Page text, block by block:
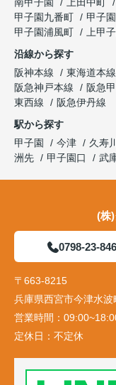
甲子園九番町
甲子
甲子園浦風町
上甲
沿線から探す
阪神本線
東海道本線
阪急神戸本線
阪急
東西線
阪急伊丹線
駅から探す
甲子園
今津 久寿川
洲先
甲子園口 武
(株
0798-23-
〒663-8215
兵庫県西宮市今津水波
営業時間：
定休日： 不定休